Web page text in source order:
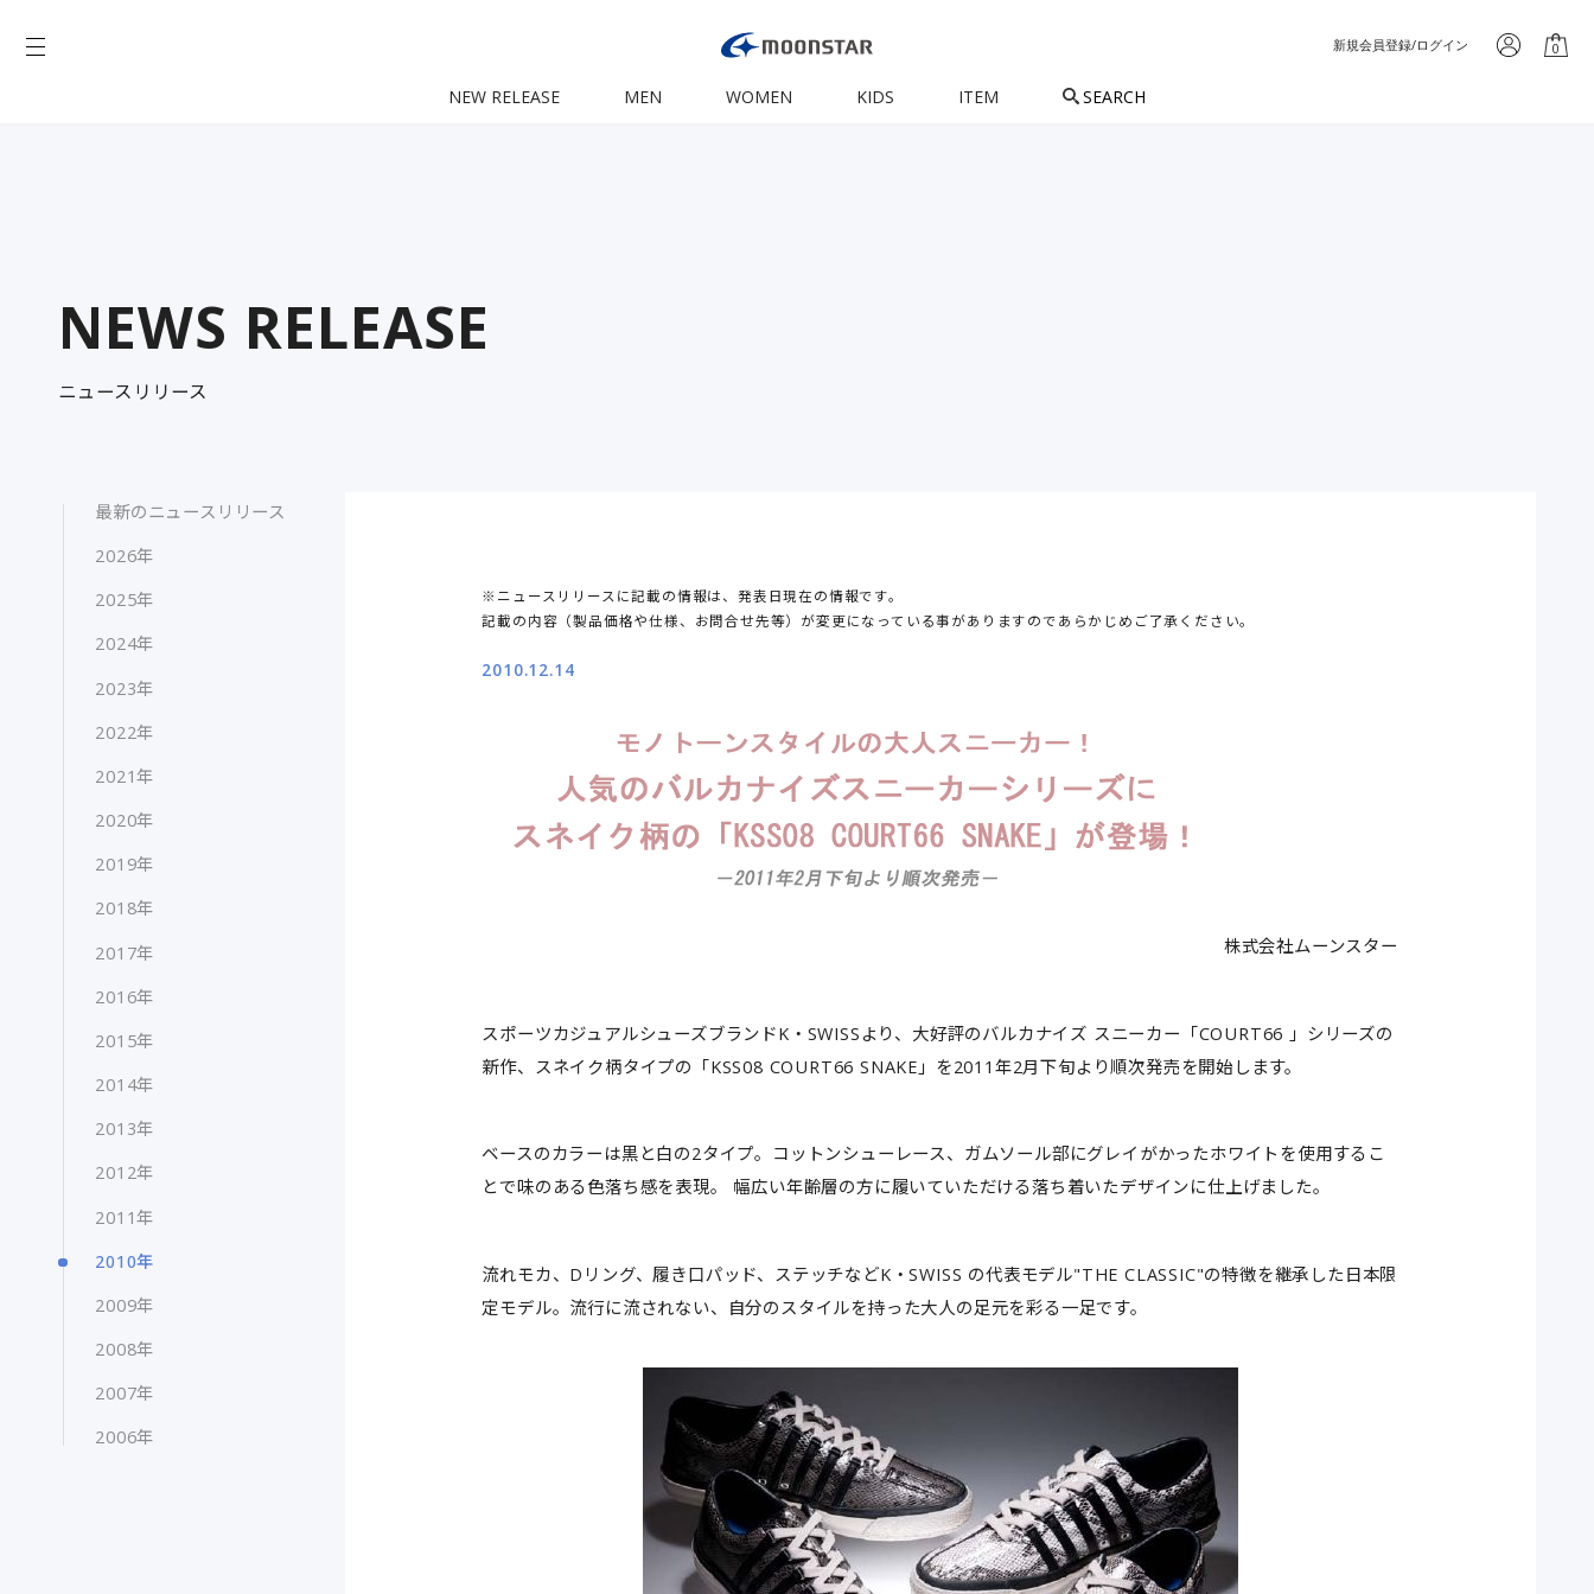
新規会員登録/ログイン 0
NEW RELEASE MEN WOMEN KIDS ITEM SEARCH
NEWS RELEASE
ニュースリリース
最新のニュースリリース
2026年
2025年
2024年
2023年
2022年
2021年
2020年
2019年
2018年
2017年
2016年
2015年
2014年
2013年
2012年
2011年
2010年
2009年
2008年
2007年
2006年
※ニュースリリースに記載の情報は、発表日現在の情報です。
記載の内容（製品価格や仕様、お問合せ先等）が変更になっている事がありますのであらかじめご了承ください。
2010.12.14
株式会社ムーンスター
スポーツカジュアルシューズブランドK・SWISSより、大好評のバルカナイズ スニーカー「COURT66 」シリーズの
新作、スネイク柄タイプの「KSS08 COURT66 SNAKE」を2011年2月下旬より順次発売を開始します。
ベースのカラーは黒と白の2タイプ。コットンシューレース、ガムソール部にグレイがかったホワイトを使用するこ
とで味のある色落ち感を表現。 幅広い年齢層の方に履いていただける落ち着いたデザインに仕上げました。
流れモカ、Dリング、履き口パッド、ステッチなどK・SWISS の代表モデル"THE CLASSIC"の特徴を継承した日本限
定モデル。流行に流されない、自分のスタイルを持った大人の足元を彩る一足です。